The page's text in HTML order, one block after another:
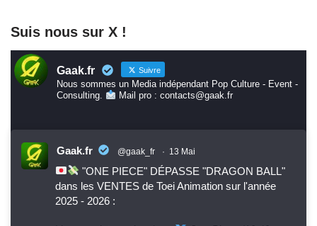
Suis nous sur X !
Gaak.fr Suivre
Nous sommes un Media indépendant Pop Culture - Event -
Consulting.
Mail pro : contacts@gaak.fr
Gaak.fr @gaak_fr · 13 Mai
"ONE PIECE" DÉPASSE "DRAGON BALL"
dans les VENTES de Toei Animation sur l'année
2025 - 2026 :